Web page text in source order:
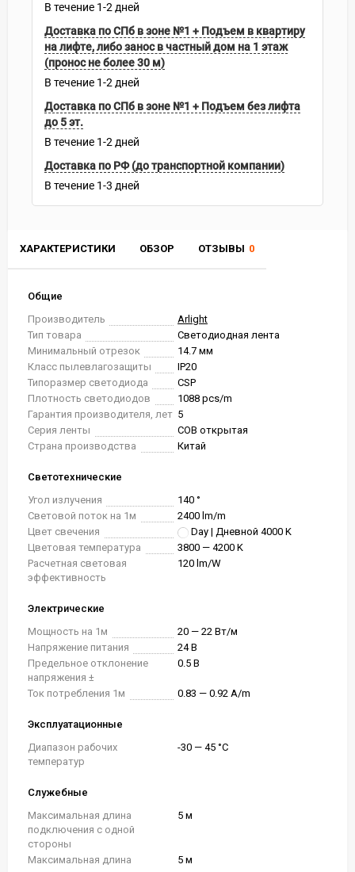
ХАРАКТЕРИСТИКИ ОБЗОР ОТЗЫВЫ 0
Общие
Производитель
Arlight
Тип товара
Светодиодная лента
Минимальный отрезок
14.7 мм
Класс пылевлагозащиты
IP20
Типоразмер светодиода
CSP
Плотность светодиодов
1088 pcs/m
Гарантия производителя, лет 5
Серия ленты
COB открытая
Страна производства
Китай
Светотехнические
Угол излучения
140 °
Световой поток на 1м
2400 lm/m
Цвет свечения
Day | Дневной 4000 K
Цветовая температура
3800 — 4200 K
Расчетная световая
эффективность
120 lm/W
Электрические
Мощность на 1м
20 — 22 Вт/м
Напряжение питания
24 В
Предельное отклонение
напряжения ±
0.5 В
Ток потребления 1м 0.83 — 0.92 A/m
Эксплуатационные
Диапазон рабочих
температур
-30 — 45 °C
Служебные
Максимальная длина
подключения с одной
стороны
5 м
Максимальная длина
5 м
В течение 1-2 дней
Доставка по СПб в зоне №1 + Подъем в квартиру
на лифте, либо занос в частный дом на 1 этаж
(пронос не более 30 м)
В течение 1-2 дней
Доставка по СПб в зоне №1 + Подъем без лифта
до 5 эт.
В течение 1-2 дней
Доставка по РФ (до транспортной компании)
В течение 1-3 дней